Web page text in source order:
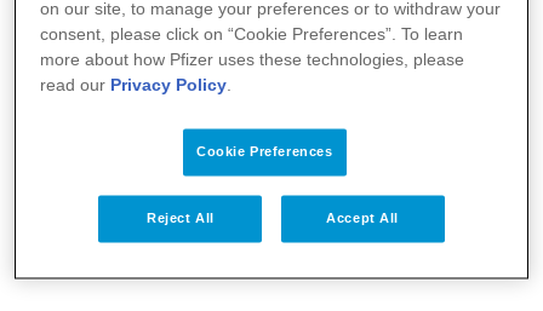
alınmak suretiyle kullanılmaktadır. Bu resimlerin
tarafınızdan kullanımı kesinlikle yasaklanmıştır.
Resimlerin izinsiz kullanılması başta telif hakkı,
düzenleyen yasalar olmak üzere ilgili yasaların ihlali
olarak nitelendirilir.
on our site, to manage your preferences or to withdraw your
consent, please click on “Cookie Preferences”. To learn
more about how Pfizer uses these technologies, please
read our Privacy Policy.
Cookie Preferences
Reject All Accept All